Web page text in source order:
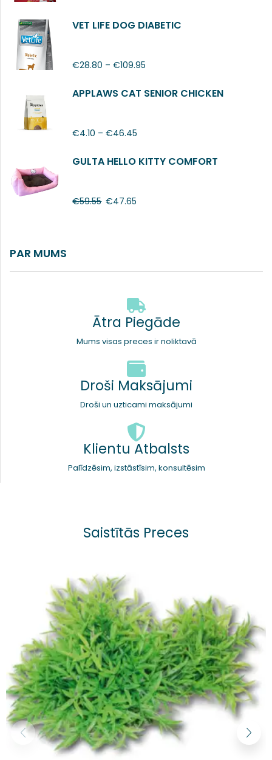
VET LIFE DOG DIABETIC
€28.80 – €109.95
APPLAWS CAT SENIOR CHICKEN
€4.10 – €46.45
GULTA HELLO KITTY COMFORT
€59.55 €47.65
PAR MUMS
Ātra Piegāde
Mums visas preces ir noliktavā
Droši Maksājumi
Droši un uzticami maksājumi
Klientu Atbalsts
Palīdzēsim, izstāstīsim, konsultēsim
Saistītās Preces